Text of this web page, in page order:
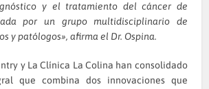
y el tratamiento del cáncer de
por un grupo multidisciplinario de
y patólogos», afirma el Dr. Ospina.
y La Clínica La Colina han consolidado
que combina dos innovaciones que